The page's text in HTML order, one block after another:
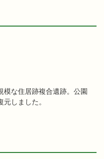
模な住居跡複合遺跡。公園
しました。